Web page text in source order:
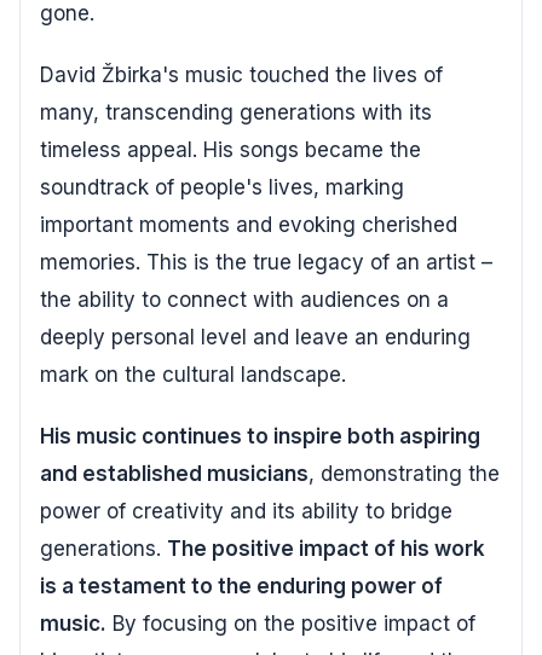
gone.
David Žbirka's music touched the lives of
many, transcending generations with its
timeless appeal. His songs became the
soundtrack of people's lives, marking
important moments and evoking cherished
memories. This is the true legacy of an artist –
the ability to connect with audiences on a
deeply personal level and leave an enduring
mark on the cultural landscape.
His music continues to inspire both aspiring
and established musicians, demonstrating the
power of creativity and its ability to bridge
generations. The positive impact of his work
is a testament to the enduring power of
music. By focusing on the positive impact of